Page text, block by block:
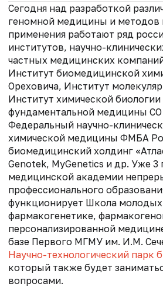
Сегодня над разработкой
геномной медицины и методов
применения работают ряд
институтов, научно-
частных медицинских
Институт биомедицинской
Ореховича, Институт
Институт химической биологии
фундаментальной медицины
Федеральный научно-
химической медицины ФМБА
биомедицинский холдинг
Genotek, MyGenetics и др. Уже 3
медицинской академии
профессионального
функционирует Школа
фармакогенетике,
персонализированной
базе Первого МГМУ им. И.М.
Научно-технологический парк
который также будет
вопросами.